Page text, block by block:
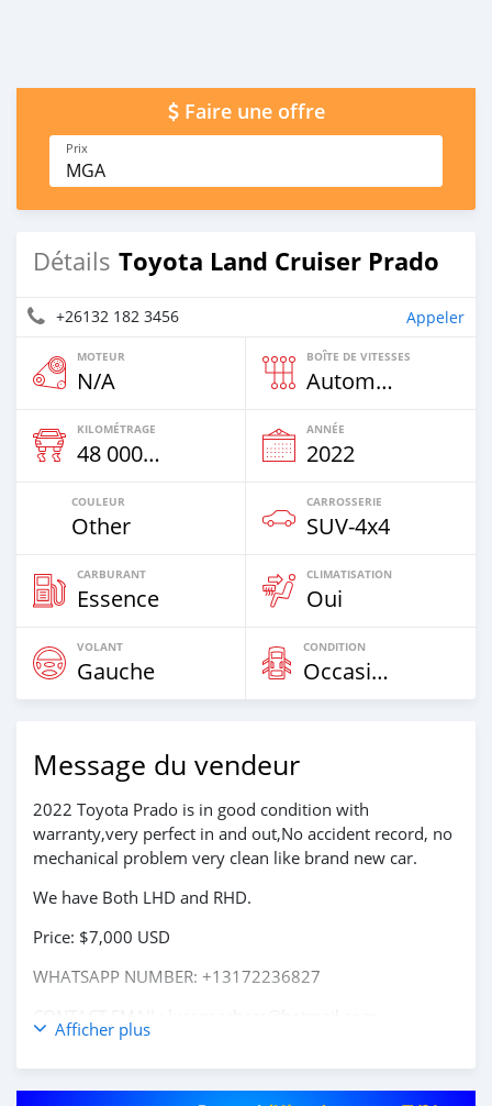
Faire une offre
Prix
MGA
Détails Toyota Land Cruiser Prado
+26132 182 3456 Appeler
MOTEUR
N/A
BOÎTE DE VITESSES
Automatique
KILOMÉTRAGE
48 000 Km
ANNÉE
2022
COULEUR
Other
CARROSSERIE
SUV‒4x4
CARBURANT
Essence
CLIMATISATION
Oui
VOLANT
Gauche
CONDITION
Occasion
Message du vendeur
2022 Toyota Prado is in good condition with
warranty,very perfect in and out,No accident record, no
mechanical problem very clean like brand new car.
We have Both LHD and RHD.
Price: $7,000 USD
WHATSAPP NUMBER: +13172236827
Afficher plus